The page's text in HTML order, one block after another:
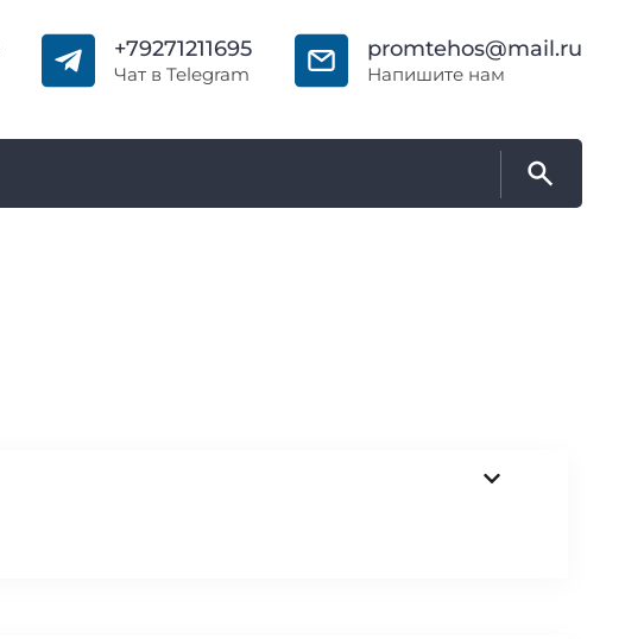
+79271211695
Чат в Telegram
promtehos@mail.ru
Напишите нам